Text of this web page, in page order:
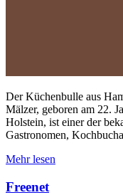
Der Küchenbulle aus
Mälzer, geboren am 22.
Holstein, ist einer der
Gastronomen,
Mehr lesen
Freenet